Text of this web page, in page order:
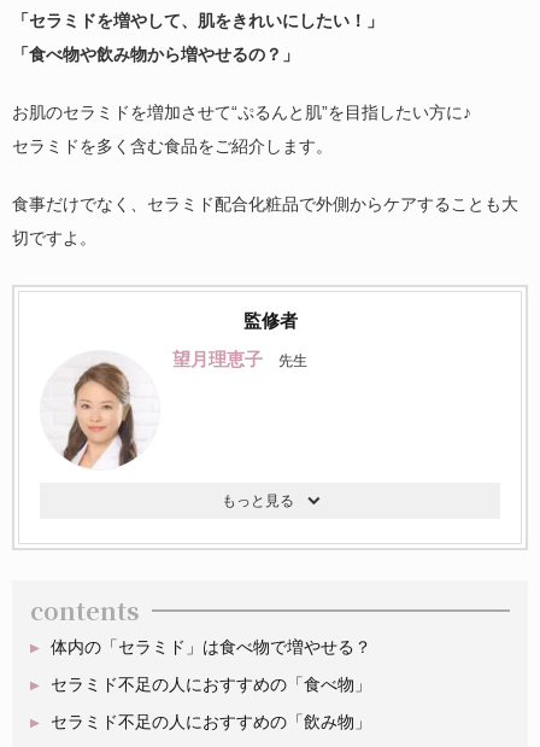
「セラミドを増やして、肌をきれいにしたい！」
「食べ物や飲み物から増やせるの？」
お肌のセラミドを増加させて“ぷるんと肌”を目指したい方に♪
セラミドを多く含む食品をご紹介します。
食事だけでなく、セラミド配合化粧品で外側からケアすることも大
切ですよ。
監修者
望月理恵子
先生
contents
体内の「セラミド」は食べ物で増やせる？
セラミド不足の人におすすめの「食べ物」
セラミド不足の人におすすめの「飲み物」